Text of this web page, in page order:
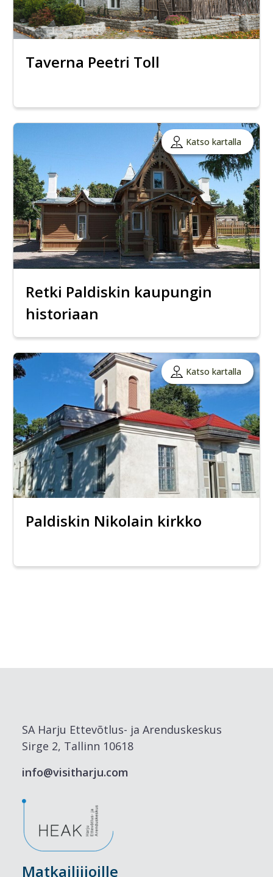
Taverna Peetri Toll
Katso kartalla
Retki Paldiskin kaupungin
historiaan
Katso kartalla
Paldiskin Nikolain kirkko
SA Harju Ettevõtlus- ja Arenduskeskus
Sirge 2, Tallinn 10618
info@visitharju.com
Matkailiijoille